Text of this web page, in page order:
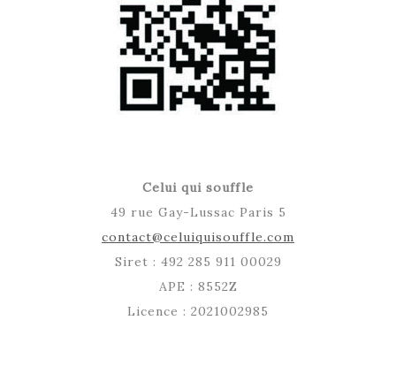
Celui qui souffle
49 rue Gay-Lussac Paris 5
contact@celuiquisouffle.com
Siret : 492 285 911 00029
APE : 8552Z
Licence : 2021002985